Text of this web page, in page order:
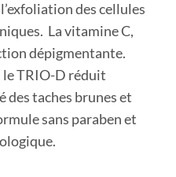
des cellules
La vitamine C,
dépigmentante.
le TRIO-D réduit
taches brunes et
sans paraben et